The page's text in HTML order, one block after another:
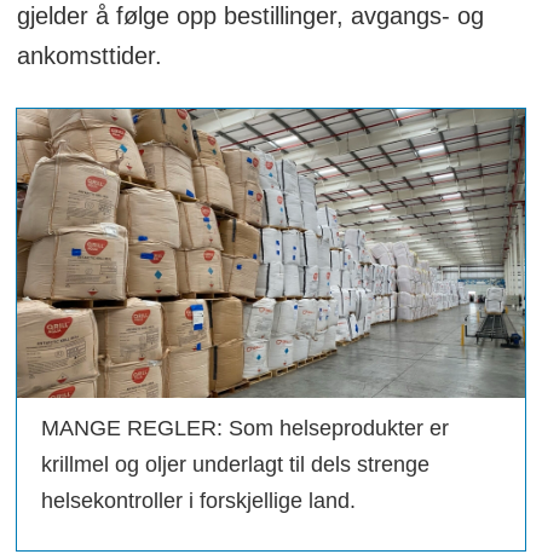
gjelder å følge opp bestillinger, avgangs- og
ankomsttider.
MANGE REGLER: Som helseprodukter er
krillmel og oljer underlagt til dels strenge
helsekontroller i forskjellige land.